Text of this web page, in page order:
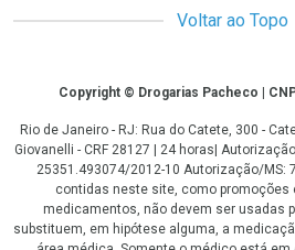
Voltar ao Topo
CopyrightCopyright © Drogarias Pacheco |
Rio de Janeiro - RJ: Rua do Catete, 300 -
Giovanelli - CRF 28127 | 24 horas|
25351.493074/2012-10 Autorização/MS:
contidas neste site, como promoções
medicamentos, não devem ser usadas
substituem, em hipótese alguma, a